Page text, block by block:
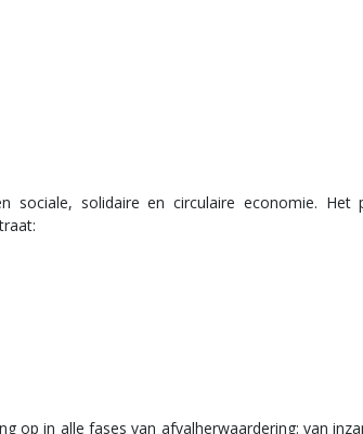
solidaire en circulaire economie. Het
op in alle fases van afvalherwaardering: van